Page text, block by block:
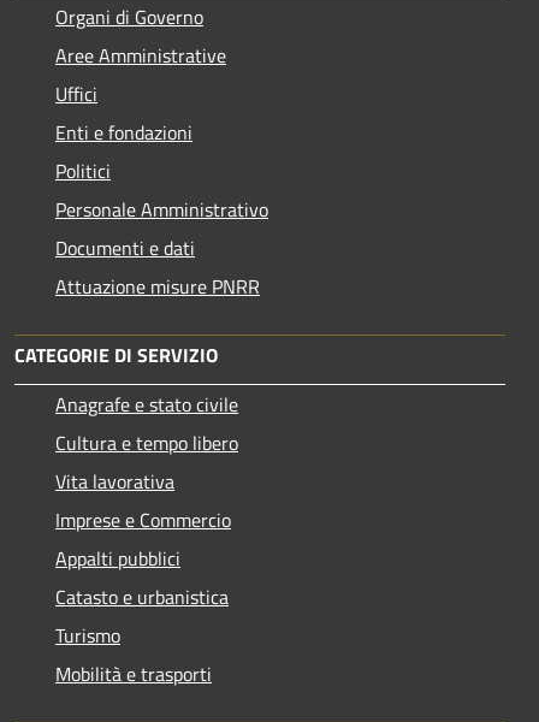
Organi di Governo
Aree Amministrative
Uffici
Enti e fondazioni
Politici
Personale Amministrativo
Documenti e dati
Attuazione misure PNRR
CATEGORIE DI SERVIZIO
Anagrafe e stato civile
Cultura e tempo libero
Vita lavorativa
Imprese e Commercio
Appalti pubblici
Catasto e urbanistica
Turismo
Mobilità e trasporti